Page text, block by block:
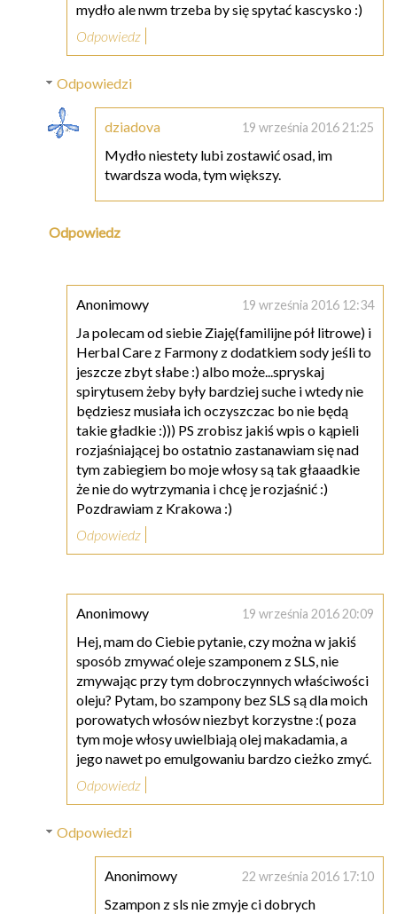
mydło ale nwm trzeba by się spytać kascysko :)
Odpowiedz
Odpowiedzi
dziadova 19 września 2016 21:25
Mydło niestety lubi zostawić osad, im
twardsza woda, tym większy.
Odpowiedz
Anonimowy 19 września 2016 12:34
Ja polecam od siebie Ziaję(familijne pół litrowe) i
Herbal Care z Farmony z dodatkiem sody jeśli to
jeszcze zbyt słabe :) albo może...spryskaj
spirytusem żeby były bardziej suche i wtedy nie
będziesz musiała ich oczyszczac bo nie będą
takie gładkie :))) PS zrobisz jakiś wpis o kąpieli
rozjaśniającej bo ostatnio zastanawiam się nad
tym zabiegiem bo moje włosy są tak głaaadkie
że nie do wytrzymania i chcę je rozjaśnić :)
Pozdrawiam z Krakowa :)
Odpowiedz
Anonimowy 19 września 2016 20:09
Hej, mam do Ciebie pytanie, czy można w jakiś
sposób zmywać oleje szamponem z SLS, nie
zmywając przy tym dobroczynnych właściwości
oleju? Pytam, bo szampony bez SLS są dla moich
porowatych włosów niezbyt korzystne :( poza
tym moje włosy uwielbiają olej makadamia, a
jego nawet po emulgowaniu bardzo cieżko zmyć.
Odpowiedz
Odpowiedzi
Anonimowy 22 września 2016 17:10
Szampon z sls nie zmyje ci dobrych